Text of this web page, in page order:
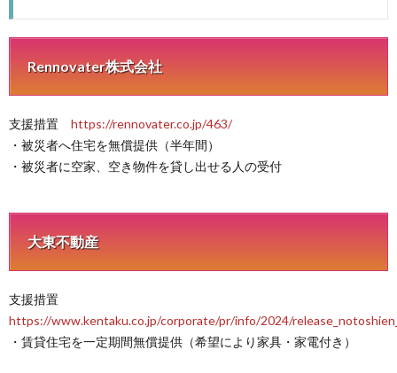
Rennovater株式会社
支援措置 https://rennovater.co.jp/463/
・被災者へ住宅を無償提供（半年間）
・被災者に空家、空き物件を貸し出せる人の受付
大東不動産
支援措置
https://www.kentaku.co.jp/corporate/pr/info/2024/
・賃貸住宅を一定期間無償提供（希望により家具・家電付き）